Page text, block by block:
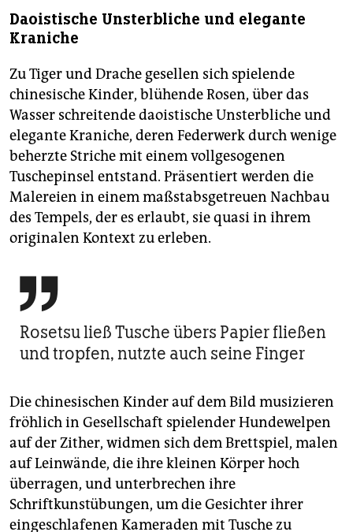
Daoistische Unsterbliche und elegante
Kraniche
Zu Tiger und Drache gesellen sich spielende
chinesische Kinder, blühende Rosen, über das
Wasser schreitende daoistische Unsterbliche und
elegante Kraniche, deren Federwerk durch wenige
beherzte Striche mit einem vollgesogenen
Tuschepinsel entstand. Präsentiert werden die
Malereien in einem maßstabsgetreuen Nachbau
des Tempels, der es erlaubt, sie quasi in ihrem
originalen Kontext zu erleben.

Rosetsu ließ Tusche übers Papier fließen
und tropfen, nutzte auch seine Finger
Die chinesischen Kinder auf dem Bild musizieren
fröhlich in Gesellschaft spielender Hundewelpen
auf der Zither, widmen sich dem Brettspiel, malen
auf Leinwände, die ihre kleinen Körper hoch
überragen, und unterbrechen ihre
Schriftkunstübungen, um die Gesichter ihrer
eingeschlafenen Kameraden mit Tusche zu